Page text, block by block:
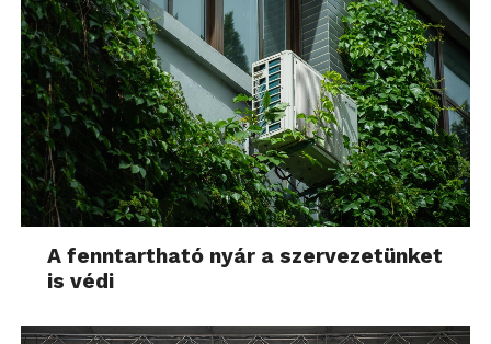
A fenntartható nyár a szervezetünket
is védi